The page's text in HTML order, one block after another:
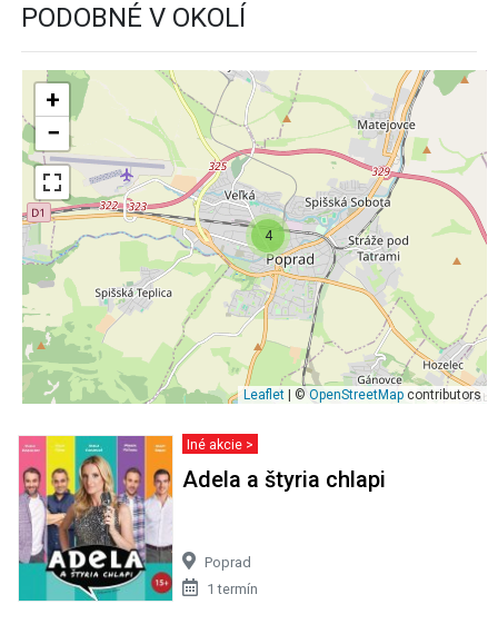
PODOBNÉ V OKOLÍ
4
+
−
Leaflet | ©OpenStreetMap contributors
Iné akcie >
Adela a štyria chlapi
Poprad
1 termín